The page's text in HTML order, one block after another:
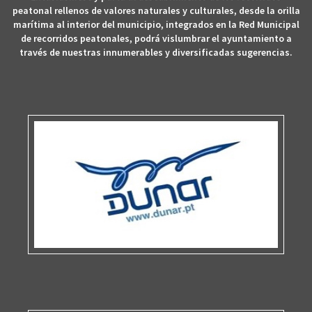
peatonal rellenos de valores naturales y culturales, desde la orilla
marítima al interior del municipio, integrados en la Red Municipal
de recorridos peatonales, podrá vislumbrar el ayuntamiento a
través de nuestras innumerables y diversificadas sugerencias.